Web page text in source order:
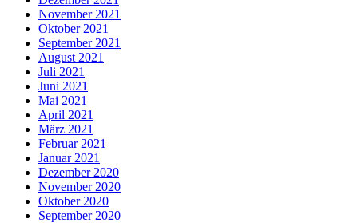
November 2021
Oktober 2021
September 2021
August 2021
Juli 2021
Juni 2021
Mai 2021
April 2021
März 2021
Februar 2021
Januar 2021
Dezember 2020
November 2020
Oktober 2020
September 2020